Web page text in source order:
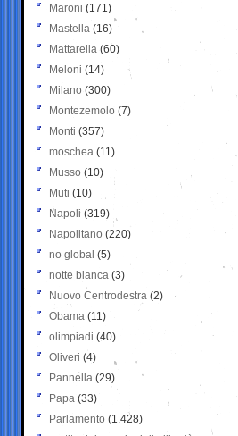
Maroni (171)
Mastella (16)
Mattarella (60)
Meloni (14)
Milano (300)
Montezemolo (7)
Monti (357)
moschea (11)
Musso (10)
Muti (10)
Napoli (319)
Napolitano (220)
no global (5)
notte bianca (3)
Nuovo Centrodestra (2)
Obama (11)
olimpiadi (40)
Oliveri (4)
Pannella (29)
Papa (33)
Parlamento (1.428)